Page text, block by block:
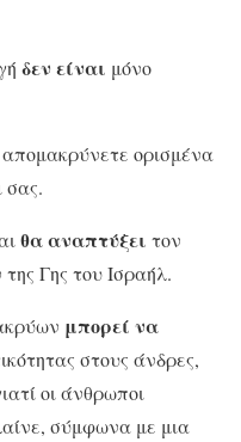
δεν είναι μόνο
ορισμένα
σας.
θα αναπτύξει τον
Γης του Ισραήλ.
μπορεί να
στους άνδρες,
οι άνθρωποι
σύμφωνα με μια